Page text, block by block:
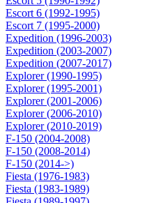
Escort 6 (1992-1995)
Escort 7 (1995-2000)
Expedition (1996-2003)
Expedition (2003-2007)
Expedition (2007-2017)
Explorer (1990-1995)
Explorer (1995-2001)
Explorer (2001-2006)
Explorer (2006-2010)
Explorer (2010-2019)
F-150 (2004-2008)
F-150 (2008-2014)
F-150 (2014->)
Fiesta (1976-1983)
Fiesta (1983-1989)